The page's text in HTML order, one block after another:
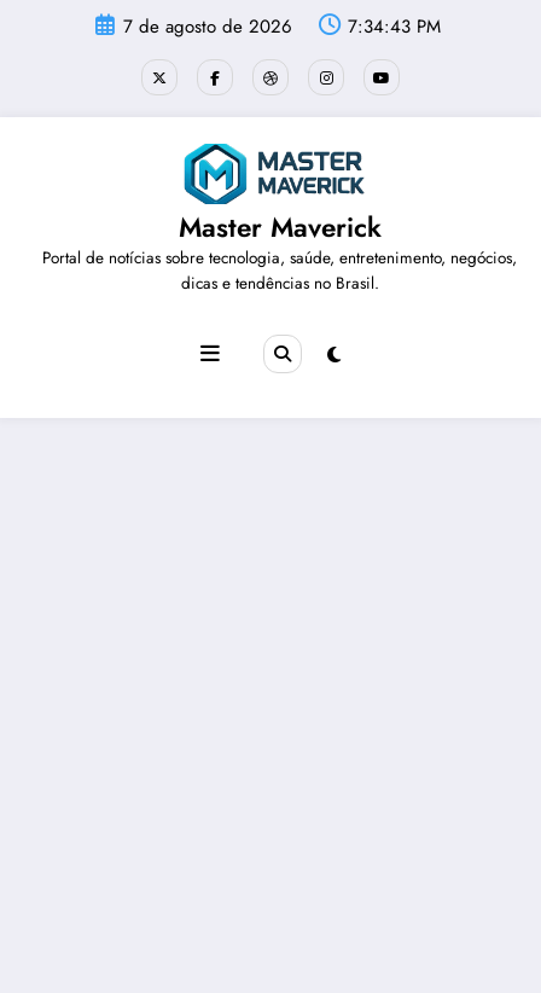
7 de agosto de 2026 7:34:43 PM
Master Maverick
Portal de notícias sobre tecnologia, saúde, entretenimento, negócios,
dicas e tendências no Brasil.